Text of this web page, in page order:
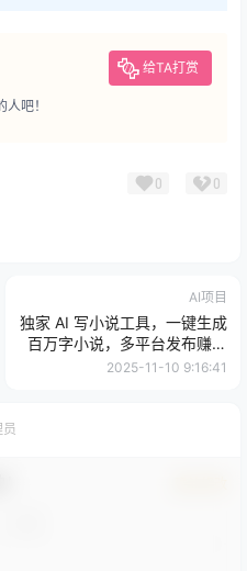
给TA打赏
吧！
0 0
AI项目
独家 AI 写小说工具，一键生成
百万字小说，多平台发布赚稿
费，轻松日入4位数
2025-11-10 9:16:41